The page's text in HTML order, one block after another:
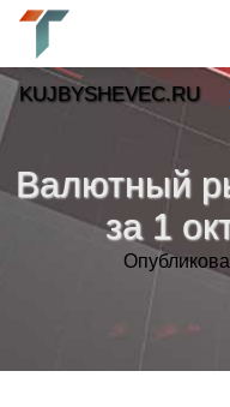
Валютный
за 1
KUJBYSHEVEC.RU
»
Тренды новостей »
»